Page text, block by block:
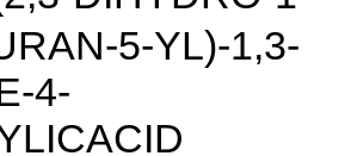
5-YL)-1,3-
4-